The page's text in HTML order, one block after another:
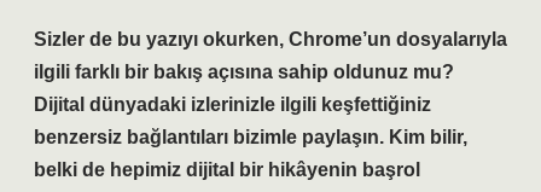
Sizler de bu yazıyı okurken, Chrome’un dosyalarıyla
ilgili farklı bir bakış açısına sahip oldunuz mu?
Dijital dünyadaki izlerinizle ilgili keşfettiğiniz
benzersiz bağlantıları bizimle paylaşın. Kim bilir,
belki de hepimiz dijital bir hikâyenin başrol